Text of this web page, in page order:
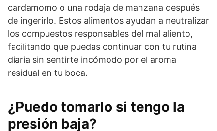
cardamomo o una rodaja de manzana después
de ingerirlo. Estos alimentos ayudan a neutralizar
los compuestos responsables del mal aliento,
facilitando que puedas continuar con tu rutina
diaria sin sentirte incómodo por el aroma
residual en tu boca.
¿Puedo tomarlo si tengo la
presión baja?